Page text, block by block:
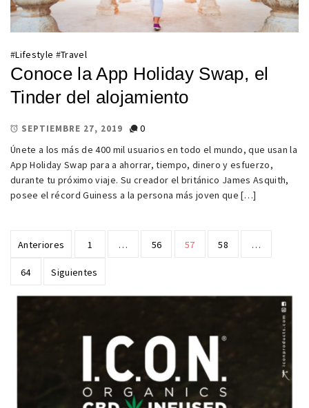
#Lifestyle #Travel
Conoce la App Holiday Swap, el
Tinder del alojamiento
SEPTIEMBRE 27, 2019
0
Únete a los más de 400 mil usuarios en todo el mundo, que usan la
App Holiday Swap para a ahorrar, tiempo, dinero y esfuerzo,
durante tu próximo viaje. Su creador el británico James Asquith,
posee el récord Guiness a la persona más joven que […]
Paginación
entradas
Anteriores 1 … 56 57 58 …
64 Siguientes